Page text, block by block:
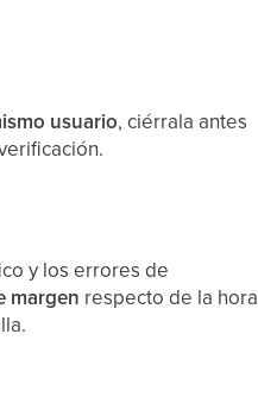
usuario, ciérrala antes
y los errores de
margen respecto de la hora